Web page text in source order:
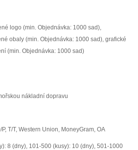
logo (min. Objednávka: 1000 sad),
obaly (min. Objednávka: 1000 sad), grafické
(min. Objednávka: 1000 sad)
nákladní dopravu
P, T/T, Western Union, MoneyGram, OA
8 (dny), 101-500 (kusy): 10 (dny), 501-1000